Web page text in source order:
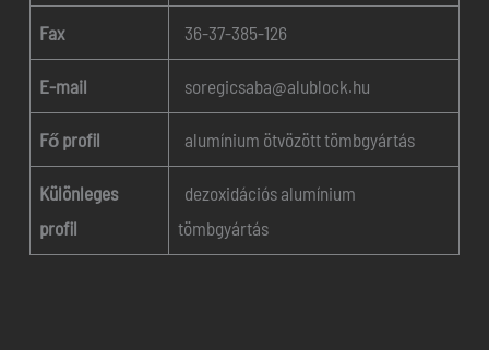
Fax 36-37-385-126
E-mail soregicsaba@alublock.hu
Fő profil alumínium ötvözött tömbgyártás
Különleges
profil
dezoxidációs alumínium
tömbgyártás